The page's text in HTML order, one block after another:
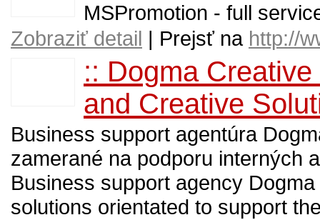
MSPromotion - full
Zobraziť detail | Prejsť na http://
:: Dogma
and Creative
Business support agentúra
zamerané na podporu interných
Business support agency
solutions orientated to support